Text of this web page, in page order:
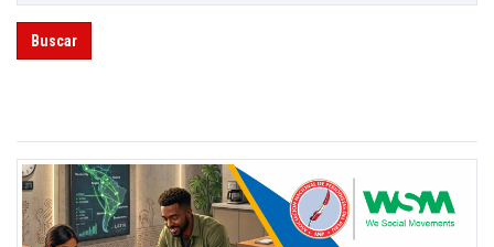
Buscar